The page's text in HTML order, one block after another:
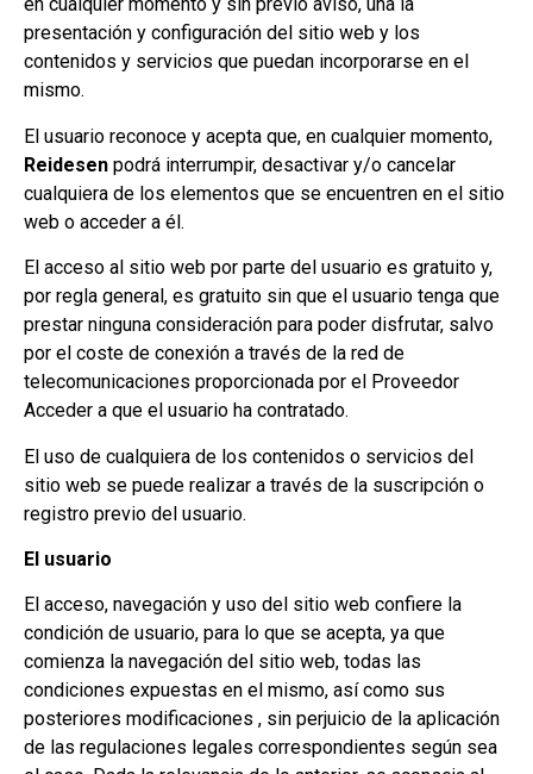
en cualquier momento y sin previo aviso, una la
presentación y configuración del sitio web y los
contenidos y servicios que puedan incorporarse en el
mismo.
El usuario reconoce y acepta que, en cualquier momento,
Reidesen podrá interrumpir, desactivar y/o cancelar
cualquiera de los elementos que se encuentren en el sitio
web o acceder a él.
El acceso al sitio web por parte del usuario es gratuito y,
por regla general, es gratuito sin que el usuario tenga que
prestar ninguna consideración para poder disfrutar, salvo
por el coste de conexión a través de la red de
telecomunicaciones proporcionada por el Proveedor
Acceder a que el usuario ha contratado.
El uso de cualquiera de los contenidos o servicios del
sitio web se puede realizar a través de la suscripción o
registro previo del usuario.
El usuario
El acceso, navegación y uso del sitio web confiere la
condición de usuario, para lo que se acepta, ya que
comienza la navegación del sitio web, todas las
condiciones expuestas en el mismo, así como sus
posteriores modificaciones , sin perjuicio de la aplicación
de las regulaciones legales correspondientes según sea